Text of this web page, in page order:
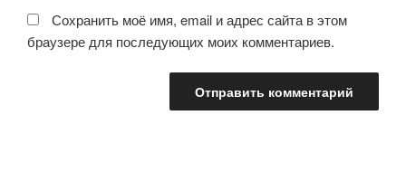
Сохранить моё имя, email и адрес сайта в этом
браузере для последующих моих комментариев.